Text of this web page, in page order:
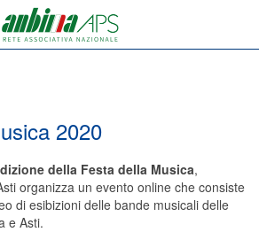
2020
della Festa della Musica,
organizza un evento online che consiste
di esibizioni delle bande musicali delle
e Asti.